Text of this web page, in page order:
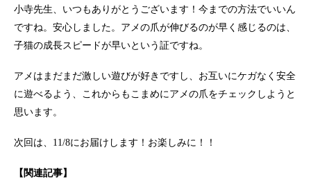
小寺先生、いつもありがとうございます！今までの方法でいいん
ですね。安心しました。アメの爪が伸びるのが早く感じるのは、
子猫の成長スピードが早いという証ですね。
アメはまだまだ激しい遊びが好きですし、お互いにケガなく安全
に遊べるよう、これからもこまめにアメの爪をチェックしようと
思います。
次回は、11/8にお届けします！お楽しみに！！
【関連記事】